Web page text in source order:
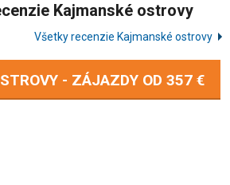
Kajmanské ostrovy
Všetky recenzie Kajmanské ostrovy
- ZÁJAZDY OD 357 €